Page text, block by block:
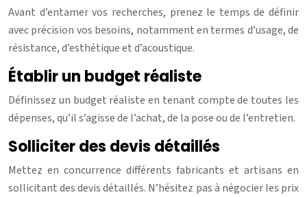
Avant d’entamer vos recherches, prenez le temps de définir
avec précision vos besoins, notamment en termes d’usage, de
résistance, d’esthétique et d’acoustique.
Établir un budget réaliste
Définissez un budget réaliste en tenant compte de toutes les
dépenses, qu’il s’agisse de l’achat, de la pose ou de l’entretien.
Solliciter des devis détaillés
Mettez en concurrence différents fabricants et artisans en
sollicitant des devis détaillés. N’hésitez pas à négocier les prix